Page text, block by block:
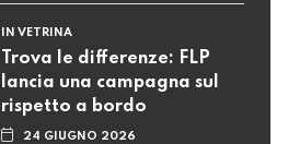
IN VETRINA
Trova le differenze: FLP
lancia una campagna sul
rispetto a bordo
24 GIUGNO 2026